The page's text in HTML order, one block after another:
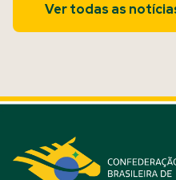
Ver todas as